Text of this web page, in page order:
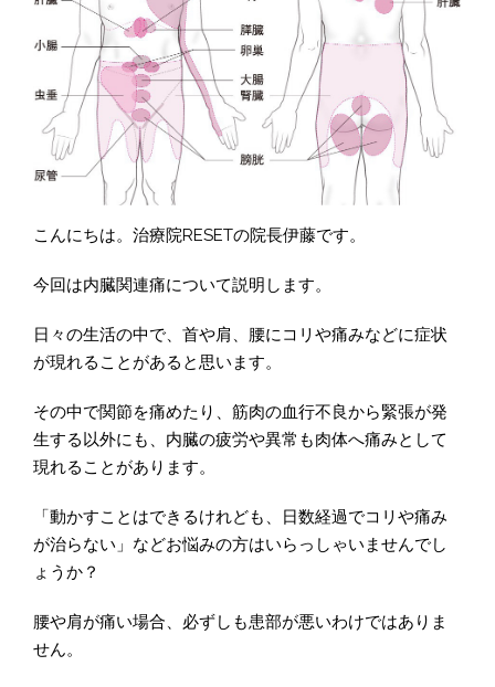
こんにちは。治療院RESETの院長伊藤です。
今回は内臓関連痛について説明します。
日々の生活の中で、首や肩、腰にコリや痛みなどに症状
が現れることがあると思います。
その中で関節を痛めたり、筋肉の血行不良から緊張が発
生する以外にも、内臓の疲労や異常も肉体へ痛みとして
現れることがあります。
「動かすことはできるけれども、日数経過でコリや痛み
が治らない」などお悩みの方はいらっしゃいませんでし
ょうか？
腰や肩が痛い場合、必ずしも患部が悪いわけではありま
せん。